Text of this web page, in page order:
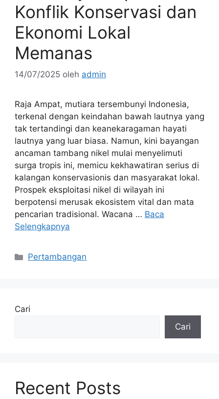
Konflik Konservasi dan
Ekonomi Lokal
Memanas
14/07/2025 oleh admin
Raja Ampat, mutiara tersembunyi Indonesia,
terkenal dengan keindahan bawah lautnya yang
tak tertandingi dan keanekaragaman hayati
lautnya yang luar biasa. Namun, kini bayangan
ancaman tambang nikel mulai menyelimuti
surga tropis ini, memicu kekhawatiran serius di
kalangan konservasionis dan masyarakat lokal.
Prospek eksploitasi nikel di wilayah ini
berpotensi merusak ekosistem vital dan mata
pencarian tradisional. Wacana … Baca
Selengkapnya
Kategori
Pertambangan
Cari
Cari
Recent Posts